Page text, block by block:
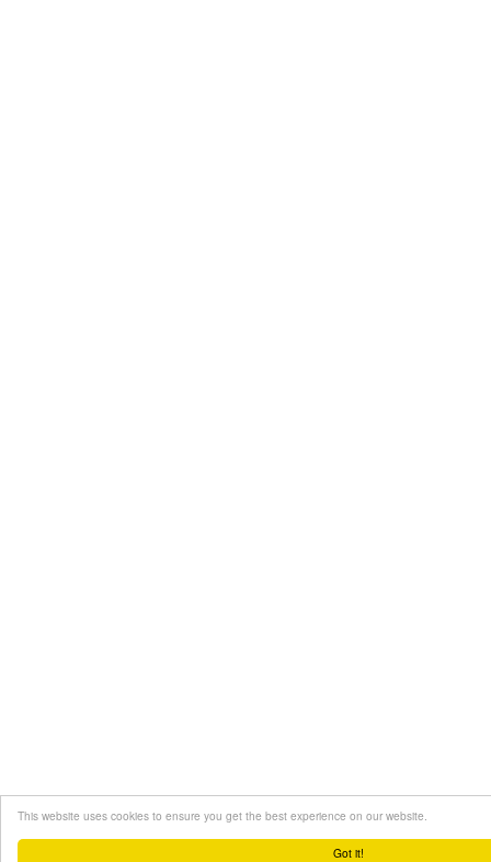
Got it!
This website uses cookies to ensure you get the best experience on our website.